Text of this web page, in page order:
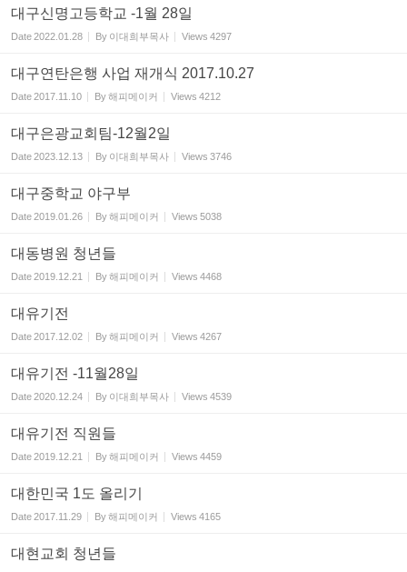
대구신명고등학교 -1월 28일
Date2022.01.28 By 이대희부목사 Views 4297
대구연탄은행 사업 재개식 2017.10.27
Date2017.11.10 By해피메이커 Views 4212
대구은광교회팀-12월2일
Date2023.12.13 By 이대희부목사 Views 3746
대구중학교 야구부
Date2019.01.26 By해피메이커 Views 5038
대동병원 청년들
Date2019.12.21 By해피메이커 Views 4468
대유기전
Date2017.12.02 By해피메이커 Views 4267
대유기전 -11월28일
Date2020.12.24 By 이대희부목사 Views 4539
대유기전 직원들
Date2019.12.21 By해피메이커 Views 4459
대한민국 1도 올리기
Date2017.11.29 By해피메이커 Views 4165
대현교회 청년들